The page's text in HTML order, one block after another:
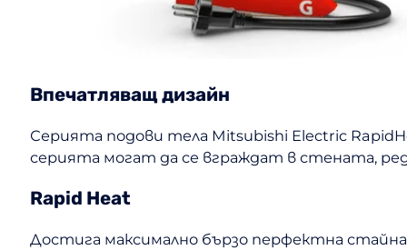
Впечатляващ дизайн
Серията подови тела Mitsubishi Electric
серията могат да се вграждат в стената,
Rapid Heat
Достига максимално бързо перфектна